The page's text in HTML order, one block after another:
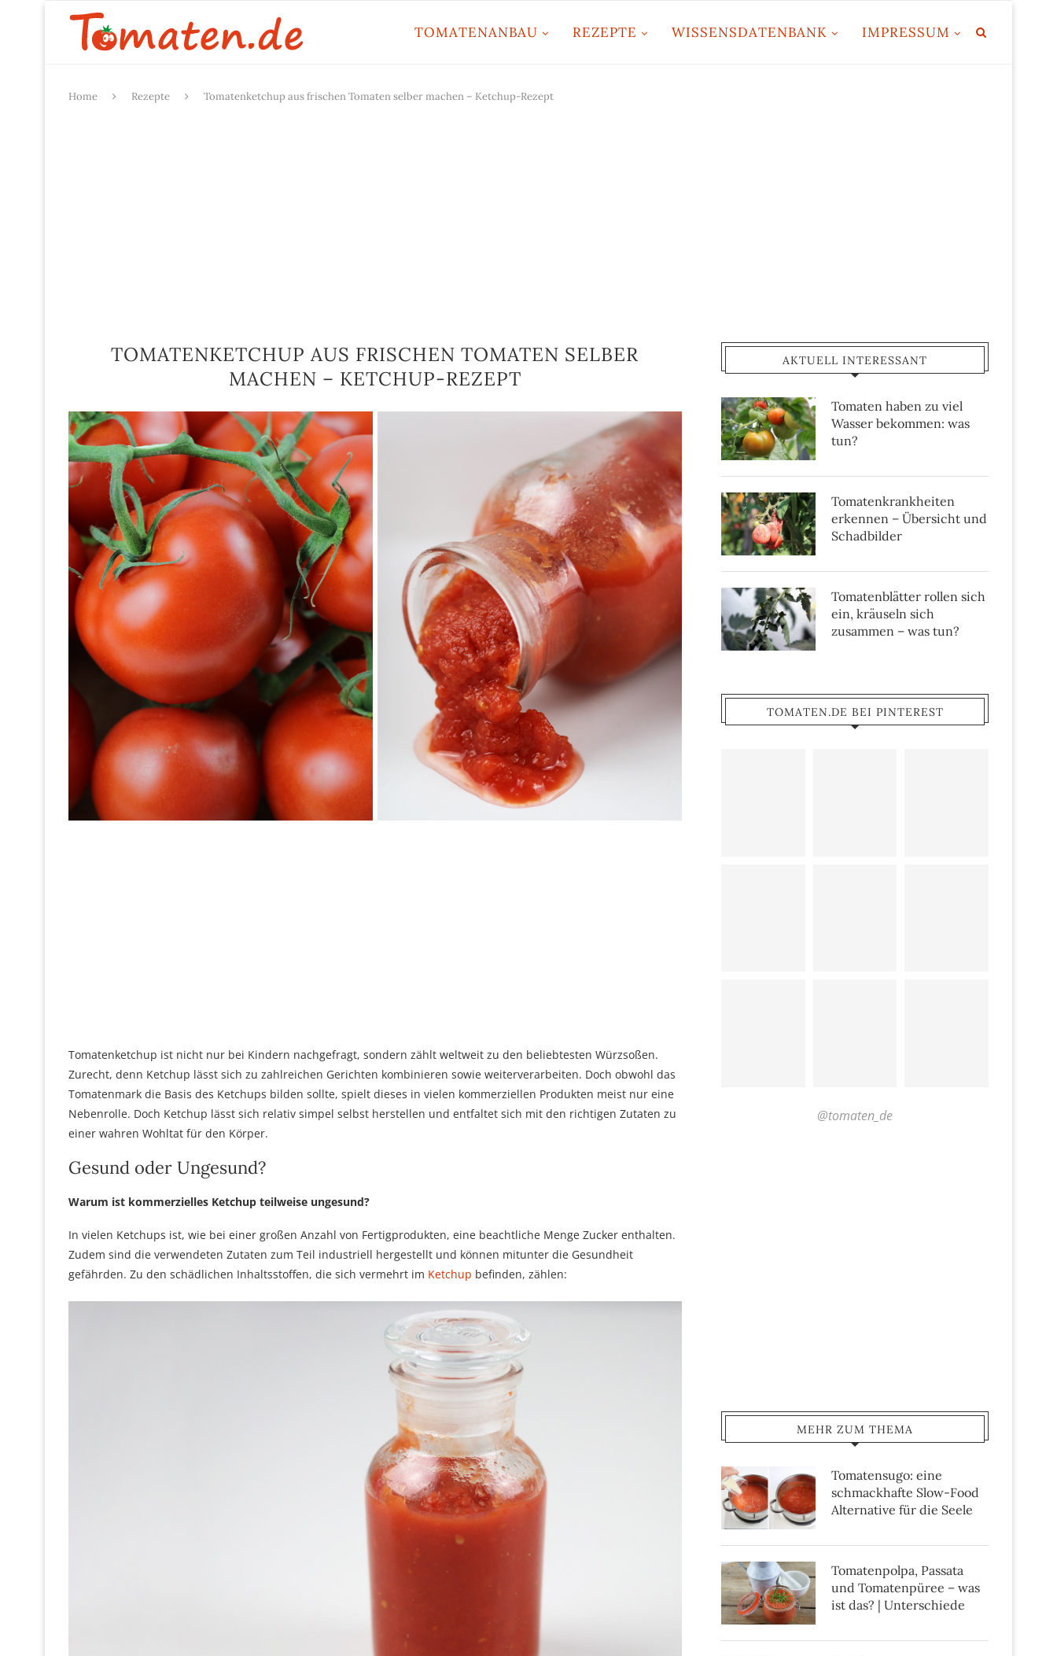
TOMATENANBAU REZEPTE WISSENSDATENBANK IMPRESSUM
Home Rezepte Tomatenketchup aus frischen Tomaten selber machen – Ketchup-Rezept
TOMATENKETCHUP AUS FRISCHEN TOMATEN SELBER
MACHEN – KETCHUP-REZEPT
Tomatenketchup ist nicht nur bei Kindern nachgefragt, sondern zählt weltweit zu den beliebtesten Würzsoßen.
Zurecht, denn Ketchup lässt sich zu zahlreichen Gerichten kombinieren sowie weiterverarbeiten. Doch obwohl das
Tomatenmark die Basis des Ketchups bilden sollte, spielt dieses in vielen kommerziellen Produkten meist nur eine
Nebenrolle. Doch Ketchup lässt sich relativ simpel selbst herstellen und entfaltet sich mit den richtigen Zutaten zu
einer wahren Wohltat für den Körper.
Gesund oder Ungesund?
Warum ist kommerzielles Ketchup teilweise ungesund?
In vielen Ketchups ist, wie bei einer großen Anzahl von Fertigprodukten, eine beachtliche Menge Zucker enthalten.
Zudem sind die verwendeten Zutaten zum Teil industriell hergestellt und können mitunter die Gesundheit
gefährden. Zu den schädlichen Inhaltsstoffen, die sich vermehrt im Ketchup befinden, zählen:
AKTUELL INTERESSANT
Tomaten haben zu viel
Wasser bekommen: was
tun?
Tomatenkrankheiten
erkennen – Übersicht und
Schadbilder
Tomatenblätter rollen sich
ein, kräuseln sich
zusammen – was tun?
TOMATEN.DE BEI PINTEREST
@tomaten_de
MEHR ZUM THEMA
Tomatensugo: eine
schmackhafte Slow-Food
Alternative für die Seele
Tomatenpolpa, Passata
und Tomatenpüree – was
ist das? | Unterschiede